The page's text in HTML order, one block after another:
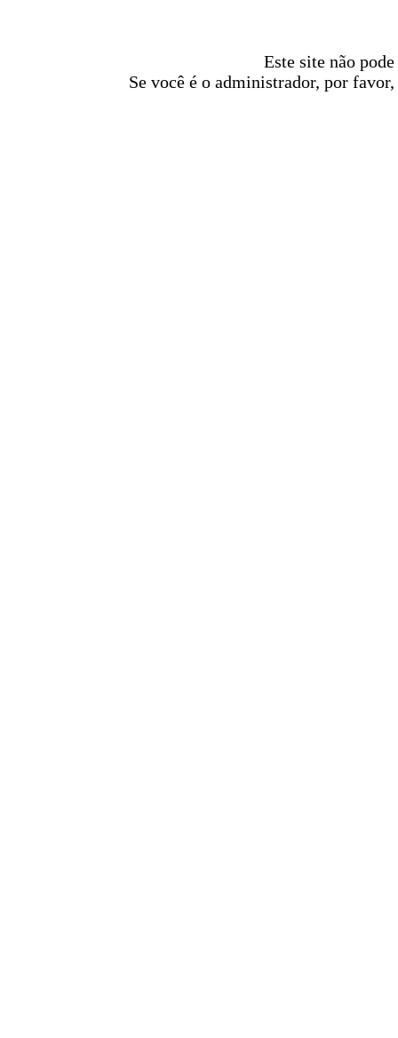
Este site não
Se você é o administrador, por